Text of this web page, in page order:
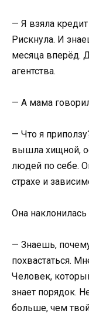
— Я взяла
Рискнула. И
месяца вперёд.
агентства.
— А мама
— Что я
вышла хищной,
людей по себе.
страхе и
Она наклонилась
— Знаешь,
похвастаться.
Человек,
знает порядок.
больше, чем